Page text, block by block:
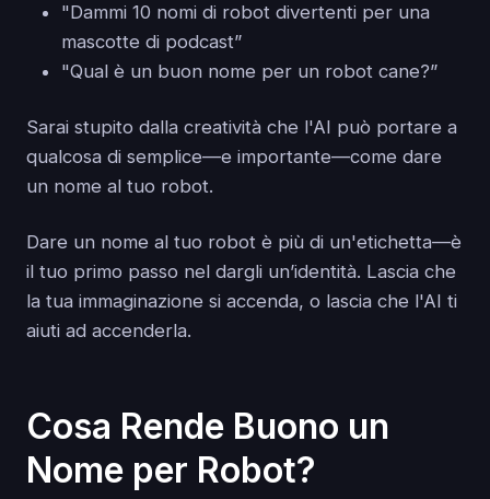
"Dammi 10 nomi di robot divertenti per una
mascotte di podcast”
"Qual è un buon nome per un robot cane?”
Sarai stupito dalla creatività che l'AI può portare a
qualcosa di semplice—e importante—come dare
un nome al tuo robot.
Dare un nome al tuo robot è più di un'etichetta—è
il tuo primo passo nel dargli un’identità. Lascia che
la tua immaginazione si accenda, o lascia che l'AI ti
aiuti ad accenderla.
Cosa Rende Buono un
Nome per Robot?